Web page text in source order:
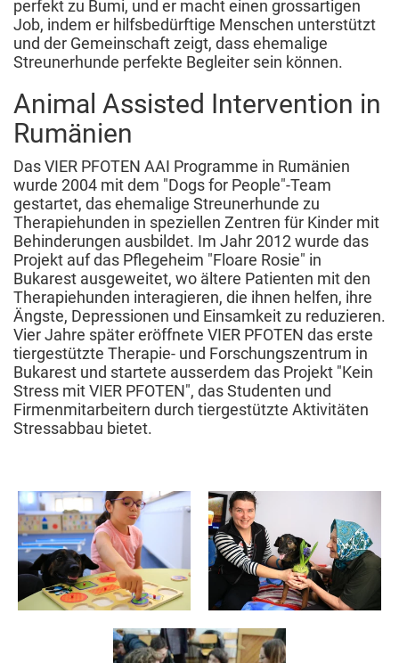
perfekt zu Bumi, und er macht einen grossartigen
Job, indem er hilfsbedürftige Menschen unterstützt
und der Gemeinschaft zeigt, dass ehemalige
Streunerhunde perfekte Begleiter sein können.
Animal Assisted Intervention in
Rumänien
Das VIER PFOTEN AAI Programme in Rumänien
wurde 2004 mit dem "Dogs for People"-Team
gestartet, das ehemalige Streunerhunde zu
Therapiehunden in speziellen Zentren für Kinder mit
Behinderungen ausbildet. Im Jahr 2012 wurde das
Projekt auf das Pflegeheim "Floare Rosie" in
Bukarest ausgeweitet, wo ältere Patienten mit den
Therapiehunden interagieren, die ihnen helfen, ihre
Ängste, Depressionen und Einsamkeit zu reduzieren.
Vier Jahre später eröffnete VIER PFOTEN das erste
tiergestützte Therapie- und Forschungszentrum in
Bukarest und startete ausserdem das Projekt "Kein
Stress mit VIER PFOTEN", das Studenten und
Firmenmitarbeitern durch tiergestützte Aktivitäten
Stressabbau bietet.